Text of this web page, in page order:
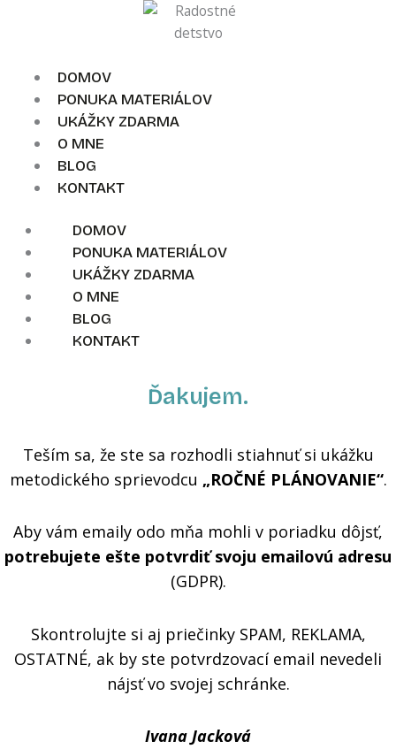
DOMOV
PONUKA MATERIÁLOV
UKÁŽKY ZDARMA
O MNE
BLOG
KONTAKT
DOMOV
PONUKA MATERIÁLOV
UKÁŽKY ZDARMA
O MNE
BLOG
KONTAKT
Ďakujem.
Teším sa, že ste sa rozhodli stiahnuť si ukážku
metodického sprievodcu „ROČNÉ PLÁNOVANIE“.
Aby vám emaily odo mňa mohli v poriadku dôjsť,
potrebujete ešte potvrdiť svoju emailovú adresu
(GDPR).
Skontrolujte si aj priečinky SPAM, REKLAMA,
OSTATNÉ, ak by ste potvrdzovací email nevedeli
nájsť vo svojej schránke.
Ivana Jacková